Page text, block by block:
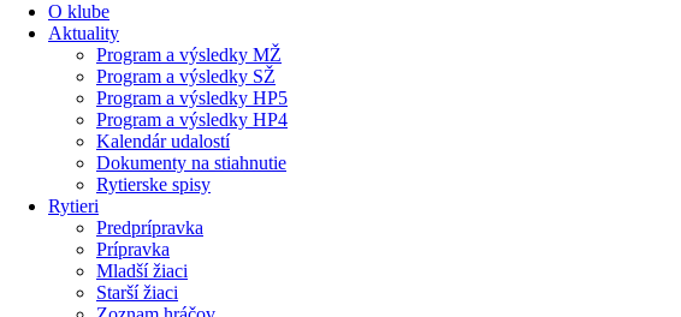
O klube
Aktuality
Program a výsledky MŽ
Program a výsledky SŽ
Program a výsledky HP5
Program a výsledky HP4
Kalendár udalostí
Dokumenty na stiahnutie
Rytierske spisy
Rytieri
Predprípravka
Prípravka
Mladší žiaci
Starší žiaci